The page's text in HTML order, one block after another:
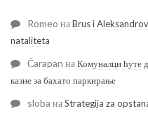
Romeo наBrus i
nataliteta
Čarapan наКомуналци ћуте
казне за бахато паркирање
sloba наStrategija za